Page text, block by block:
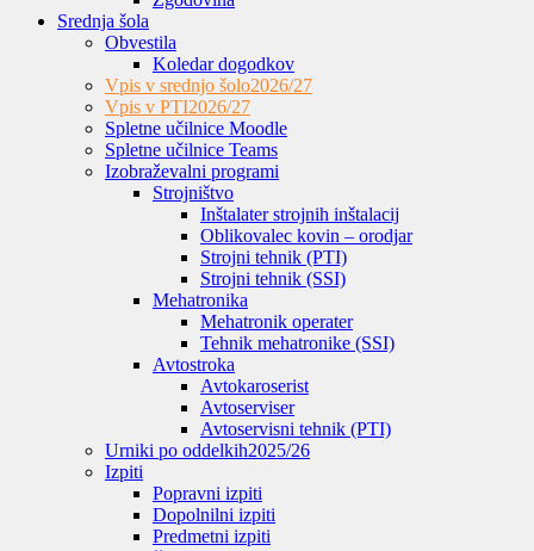
Srednja šola
Obvestila
Koledar dogodkov
Vpis v srednjo šolo2026/27
Vpis v PTI2026/27
Spletne učilnice Moodle
Spletne učilnice Teams
Izobraževalni programi
Strojništvo
Inštalater strojnih inštalacij
Oblikovalec kovin – orodjar
Strojni tehnik (PTI)
Strojni tehnik (SSI)
Mehatronika
Mehatronik operater
Tehnik mehatronike (SSI)
Avtostroka
Avtokaroserist
Avtoserviser
Avtoservisni tehnik (PTI)
Urniki po oddelkih2025/26
Izpiti
Popravni izpiti
Dopolnilni izpiti
Predmetni izpiti